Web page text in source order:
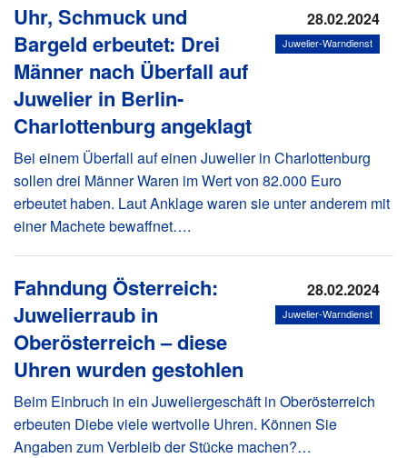
28.02.2024
Juwelier-Warndienst
Uhr, Schmuck und
Bargeld erbeutet: Drei
Männer nach Überfall auf
Juwelier in Berlin-
Charlottenburg angeklagt
Bei einem Überfall auf einen Juwelier in Charlottenburg
sollen drei Männer Waren im Wert von 82.000 Euro
erbeutet haben. Laut Anklage waren sie unter anderem mit
einer Machete bewaffnet….
28.02.2024
Juwelier-Warndienst
Fahndung Österreich:
Juwelierraub in
Oberösterreich – diese
Uhren wurden gestohlen
Beim Einbruch in ein Juweliergeschäft in Oberösterreich
erbeuten Diebe viele wertvolle Uhren. Können Sie
Angaben zum Verbleib der Stücke machen?…